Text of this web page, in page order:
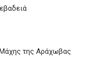
της Αράχωβας